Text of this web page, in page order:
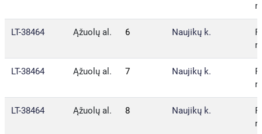
LT-38464 Ąžuolų al. 6 Naujikų k.
LT-38464 Ąžuolų al. 7 Naujikų k.
LT-38464 Ąžuolų al. 8 Naujikų k.